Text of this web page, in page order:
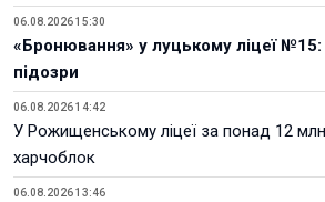
06.08.2026 15:30
«Бронювання» у луцькому ліцеї №15:
підозри
06.08.2026 14:42
У Рожищенському ліцеї за понад 12
харчоблок
06.08.2026 13:46